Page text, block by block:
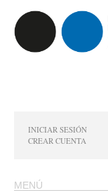
INICIAR SESIÓN
CREAR CUENTA
MENÚ